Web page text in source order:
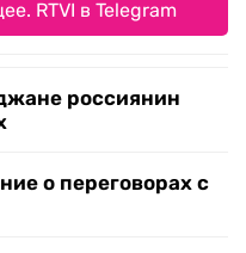
RTVI в Telegram
россиянин
о переговорах с